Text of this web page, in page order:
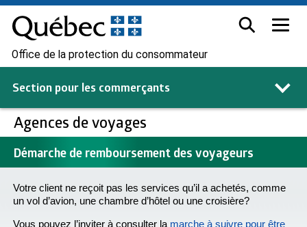
Office de la protection du consommateur
Section pour les commerçants
Agences de voyages
Démarche de remboursement des voyageurs
Votre client ne reçoit pas les services qu’il a achetés, comme
un vol d’avion, une chambre d’hôtel ou une croisière?
Vous pouvez l’inviter à consulter la marche à suivre pour être